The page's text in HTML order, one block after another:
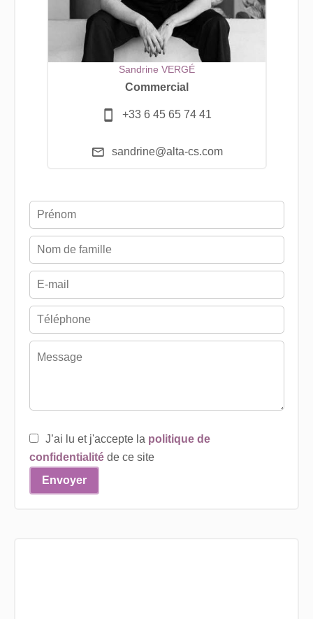
Sandrine VERGÉ
Commercial
+33 6 45 65 74 41
sandrine@alta-cs.com
J’ai lu et j'accepte la politique de
confidentialitéde ce site
Envoyer